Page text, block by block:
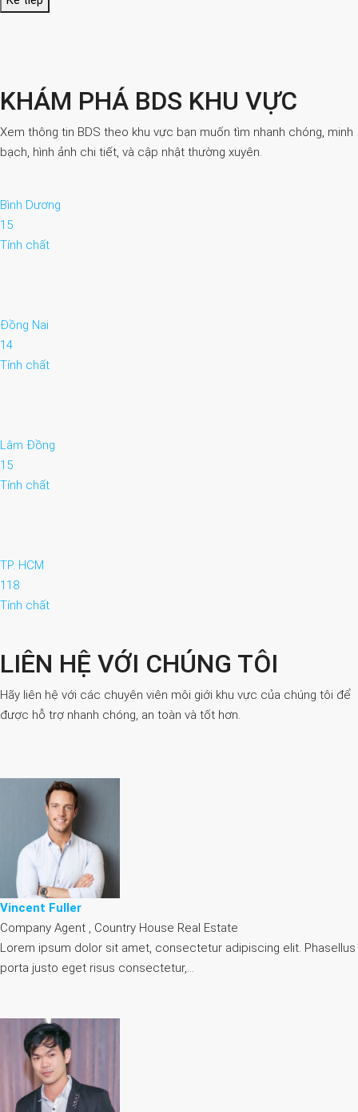
KHÁM PHÁ BDS KHU VỰC
Xem thông tin BDS theo khu vực bạn muốn tìm nhanh chóng, minh
bạch, hình ảnh chi tiết, và cập nhật thường xuyên.
Bình Dương
15
Tính chất
Đồng Nai
14
Tính chất
Lâm Đồng
15
Tính chất
TP. HCM
118
Tính chất
LIÊN HỆ VỚI CHÚNG TÔI
Hãy liên hệ với các chuyên viên môi giới khu vực của chúng tôi để
được hỗ trợ nhanh chóng, an toàn và tốt hơn.
Vincent Fuller
Company Agent , Country House Real Estate
Lorem ipsum dolor sit amet, consectetur adipiscing elit. Phasellus
porta justo eget risus consectetur,…